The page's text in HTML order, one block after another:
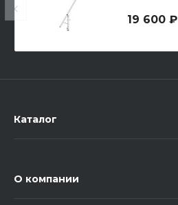
19 600 ₽
Каталог
О компании